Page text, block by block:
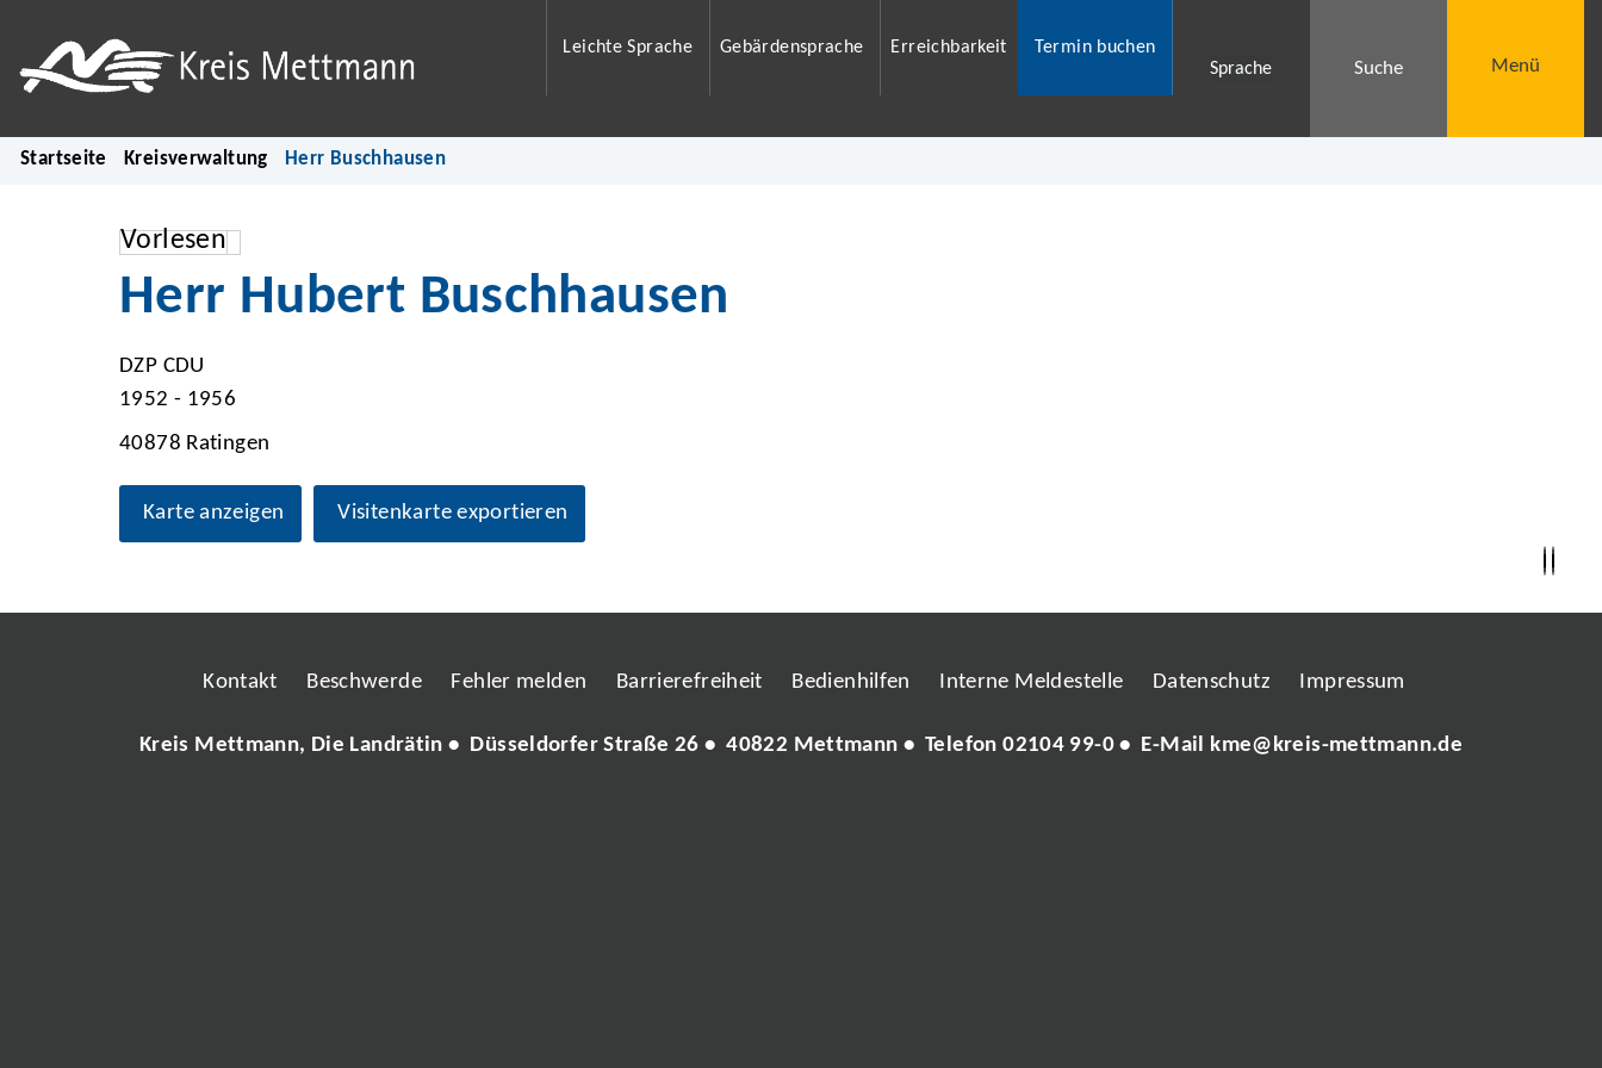
Leichte Sprache Gebärdensprache Erreichbarkeit
Termin buchen
Sprache
Suche Menü
Startseite Kreisverwaltung Herr Buschhausen
Vorlesen
Herr Hubert Buschhausen
DZP CDU
1952 - 1956
40878 Ratingen
Karte anzeigen Visitenkarte exportieren
Kontakt Beschwerde Fehler melden Barrierefreiheit Bedienhilfen Interne Meldestelle Datenschutz Impressum
Kreis Mettmann, Die Landrätin • Düsseldorfer Straße 26 • 40822 Mettmann • Telefon02104 99-0• E-Mail kme@kreis-mettmann.de